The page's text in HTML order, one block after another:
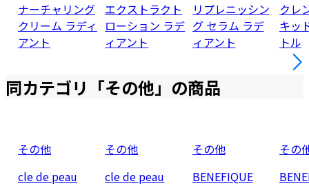
ナーチャリング
クリーム ラディ
アント
エクストラクト
ローション ラデ
ィアント
リプレニッシン
グ セラム ラデ
ィアント
クレ
キッ
トル
同カテゴリ「その他」の商品
その他
cle de peau
その他
cle de peau
その他
BENEFIQUE
その